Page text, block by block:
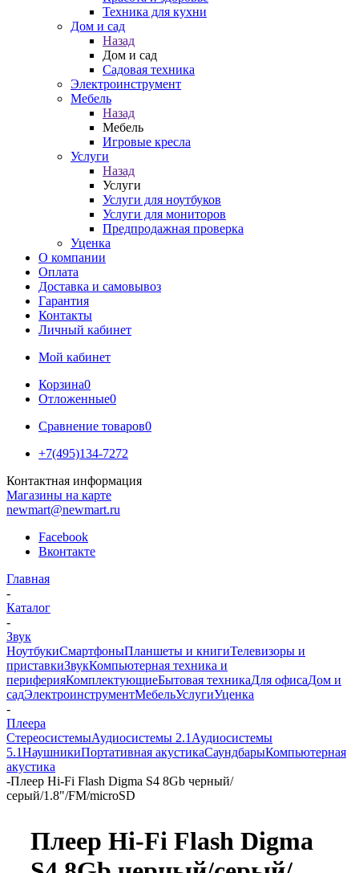
Техника для кухни
Дом и сад
Назад
Дом и сад
Садовая техника
Электроинструмент
Мебель
Назад
Мебель
Игровые кресла
Услуги
Назад
Услуги
Услуги для ноутбуков
Услуги для мониторов
Предпродажная проверка
Уценка
О компании
Оплата
Доставка и самовывоз
Гарантия
Контакты
Личный кабинет
Мой кабинет
Корзина0
Отложенные0
Сравнение товаров0
+7(495)134-7272
Контактная информация
Магазины на карте
newmart@newmart.ru
Facebook
Вконтакте
Главная
-
Каталог
-
Звук
НоутбукиСмартфоныПланшеты и книгиТелевизоры и
приставкиЗвукКомпьютерная техника и
периферияКомплектующиеБытовая техникаДля офисаДом и
садЭлектроинструментМебельУслугиУценка
-
Плеера
СтереосистемыАудиосистемы 2.1 Аудиосистемы
5.1НаушникиПортативная акустикаСаундбарыКомпьютерная
акустика
-Плеер Hi-Fi Flash Digma S4 8Gb черный/
серый/1.8"/FM/microSD
Плеер Hi-Fi Flash Digma